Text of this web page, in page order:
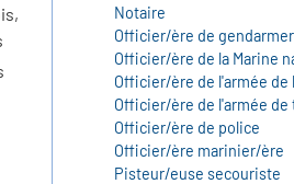
Notaire
Officier/ère de
Officier/ère de la Marine
Officier/ère de l'armée de
Officier/ère de l'armée de
Officier/ère de police
Officier/ère marinier/ère
Pisteur/euse secouriste